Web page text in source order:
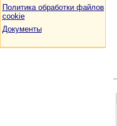
Политика обработки файлов
cookie
Документы